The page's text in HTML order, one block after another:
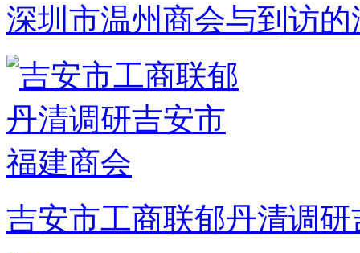
深圳市温州商会与到访
吉安市工商联郁丹清调